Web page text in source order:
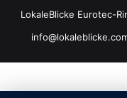
LokaleBlicke Eurotec-